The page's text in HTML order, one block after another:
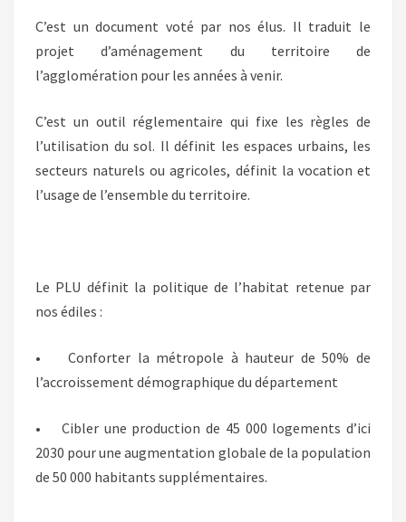
C’est un document voté par nos élus. Il traduit le
projet d’aménagement du territoire de
l’agglomération pour les années à venir.
C’est un outil réglementaire qui fixe les règles de
l’utilisation du sol. Il définit les espaces urbains, les
secteurs naturels ou agricoles, définit la vocation et
l’usage de l’ensemble du territoire.
Le PLU définit la politique de l’habitat retenue par
nos édiles :
• Conforter la métropole à hauteur de 50% de
l’accroissement démographique du département
• Cibler une production de 45 000 logements d’ici
2030 pour une augmentation globale de la population
de 50 000 habitants supplémentaires.